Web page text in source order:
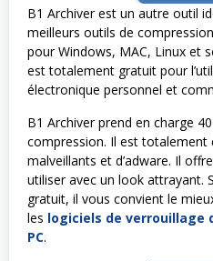
B1 Archiver est un autre outil
meilleurs outils de
pour Windows, MAC, Linux et
est totalement gratuit pour
électronique personnel et
B1 Archiver prend en charge
compression. Il est totalement
malveillants et d’adware. Il
utiliser avec un look attrayant.
gratuit, il vous convient le
les logiciels de verrouillage
PC.